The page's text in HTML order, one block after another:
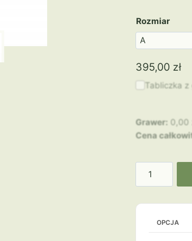
Rozmiar
395,00 zł
Tabliczka z
Grawer: 0,00
Cena
Srebrny
OPCJA